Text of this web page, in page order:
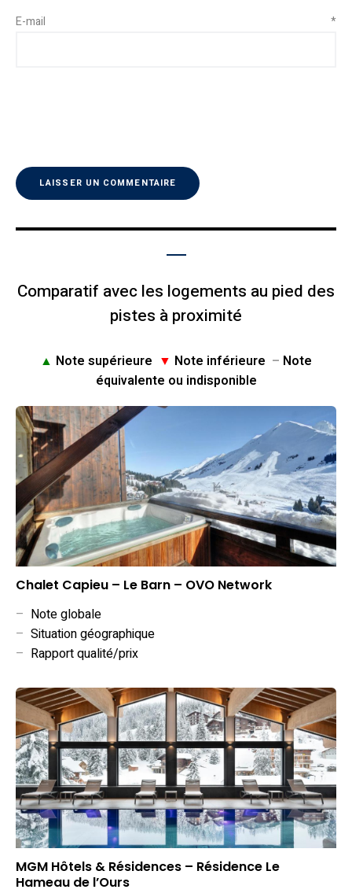
E-mail *
Comparatif avec les logements au pied des
pistes à proximité
▲ Note supérieure ▼ Note inférieure – Note
équivalente ou indisponible
Chalet Capieu – Le Barn – OVO Network
– Note globale
– Situation géographique
– Rapport qualité/prix
MGM Hôtels & Résidences – Résidence Le
Hameau de l’Ours